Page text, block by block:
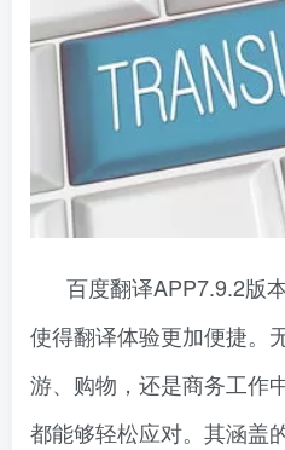
百度翻译APP7.9.2版
使得翻译体验更加便捷。
游、购物，还是商务工作
都能够轻松应对。其涵盖